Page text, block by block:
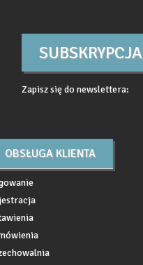
SUBSKRYPCJA
Zapisz się do newslettera:
OBSŁUGA KLIENTA